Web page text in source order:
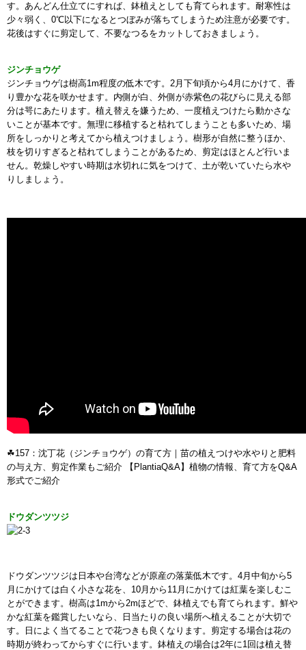
す。あんどん仕立てにすれば、鉢植えとしても育てられます。耐寒性は
少々弱く、0℃以下になるとつぼみが落ちてしまうため注意が必要です。
花後はすぐに剪定して、不要なつるをカットしておきましょう。
ジンチョウゲ
ジンチョウゲは樹高1m程度の低木です。2月下旬頃から4月にかけて、香
り豊かな花を咲かせます。内側が白、外側が赤紫色の花びらに見える部
分は咢にあたります。植え替えを嫌うため、一度植えつけたら動かさな
いことが基本です。無理に移植すると枯れてしまうことも多いため、場
所をしっかりと考えてから植えつけましょう。樹形が自然に整うほか、
枝を切りすぎると枯れてしまうことがあるため、剪定はほとんど行いま
せん。乾燥しやすい時期は水切れに気をつけて、土が乾いていたら水や
りしましょう。
☘157：沈丁花（ジンチョウゲ）の育て方｜苗の植えつけや水やりと肥料
の与え方、剪定作業もご紹介 【PlantiaQ&A】植物の情報、育て方をQ&A
形式でご紹介
ドウダンツツジ
ドウダンツツジは日本や台湾などが原産の落葉低木です。4月中旬から5
月にかけては白く小さな花を、10月から11月にかけては紅葉を楽しむこ
とができます。樹高は1mから2mほどで、鉢植えでも育てられます。鮮や
かな紅葉を鑑賞したいなら、日当たりの良い場所へ植えることが大切で
す。日によく当てることで花つきも良くなります。剪定する場合は花の
時期が終わってからすぐに行います。鉢植えの場合は2年に1回は植え替